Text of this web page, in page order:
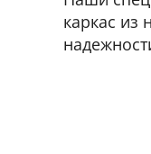
каркас из